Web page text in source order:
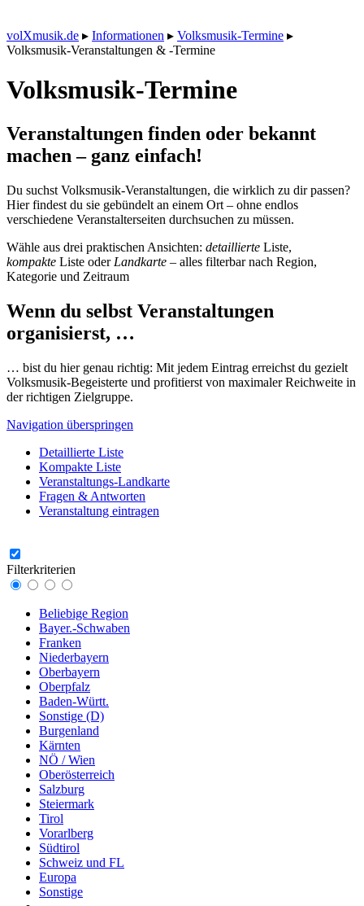
volXmusik.de ▸ Informationen ▸ Volksmusik-Termine ▸
Volksmusik-Veranstaltungen & -Termine
Volksmusik-Termine
Veranstaltungen finden oder bekannt
machen – ganz einfach!
Du suchst Volksmusik-Veranstaltungen, die wirklich zu dir passen?
Hier findest du sie gebündelt an einem Ort – ohne endlos
verschiedene Veranstalterseiten durchsuchen zu müssen.
Wähle aus drei praktischen Ansichten: detaillierte Liste,
kompakte Liste oder Landkarte – alles filterbar nach Region,
Kategorie und Zeitraum
Wenn du selbst Veranstaltungen
organisierst, …
… bist du hier genau richtig: Mit jedem Eintrag erreichst du gezielt
Volksmusik-Begeisterte und profitierst von maximaler Reichweite in
der richtigen Zielgruppe.
Navigation überspringen
Detaillierte Liste
Kompakte Liste
Veranstaltungs-Landkarte
Fragen & Antworten
Veranstaltung eintragen
Filterkriterien
Beliebige Region
Bayer.-Schwaben
Franken
Niederbayern
Oberbayern
Oberpfalz
Baden-Württ.
Sonstige (D)
Burgenland
Kärnten
NÖ / Wien
Oberösterreich
Salzburg
Steiermark
Tirol
Vorarlberg
Südtirol
Schweiz und FL
Europa
Sonstige